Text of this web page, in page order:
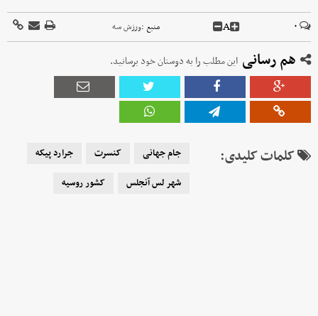
۰ A منبع :ورزش سه
هم رسانی این مطلب را به دوستان خود برسانید.
کلمات کلیدی: جام جهانی کنسرت
جرارد پیکه
شهر لس آنجلس
کشور روسیه